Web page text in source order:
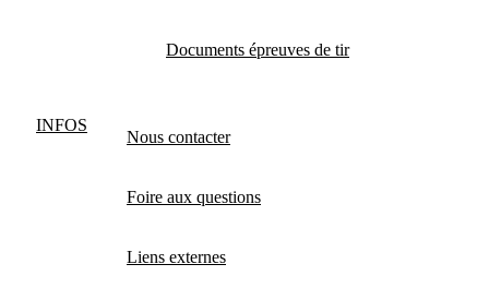
Documents épreuves de tir
INFOS
Nous contacter
Foire aux questions
Liens externes